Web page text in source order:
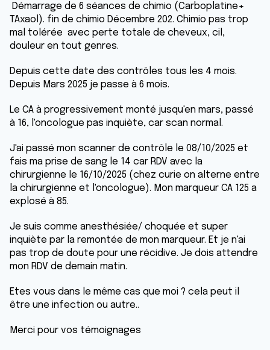
Démarrage de 6 séances de chimio (Carboplatine+
TAxaol). fin de chimio Décembre 202. Chimio pas trop
mal tolérée avec perte totale de cheveux, cil,
douleur en tout genres.
Depuis cette date des contrôles tous les 4 mois.
Depuis Mars 2025 je passe à 6 mois.
Le CA à progressivement monté jusqu'en mars, passé
à 16, l'oncologue pas inquiète, car scan normal.
J'ai passé mon scanner de contrôle le 08/10/2025 et
fais ma prise de sang le 14 car RDV avec la
chirurgienne le 16/10/2025 (chez curie on alterne entre
la chirurgienne et l'oncologue). Mon marqueur CA 125 a
explosé à 85.
Je suis comme anesthésiée/ choquée et super
inquiète par la remontée de mon marqueur. Et je n'ai
pas trop de doute pour une récidive. Je dois attendre
mon RDV de demain matin.
Etes vous dans le même cas que moi ? cela peut il
être une infection ou autre..
Merci pour vos témoignages